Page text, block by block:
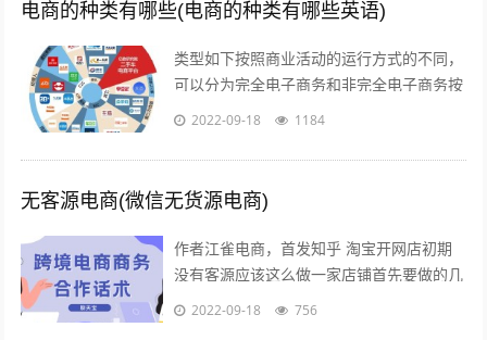
电商的种类有哪些(电商的种类有哪些英语)
类型如下按照商业活动的运行方式的不同，
可以分为完全电子商务和非完全电子商务按
照商务活动的内容的不同，可以分为间接电
2022-09-18 1184
无客源电商(微信无货源电商)
作者江雀电商，首发知乎 淘宝开网店初期
没有客源应该这么做一家店铺首先要做的几
点第一步产品上架 第二步店铺装修 第三步
2022-09-18 756